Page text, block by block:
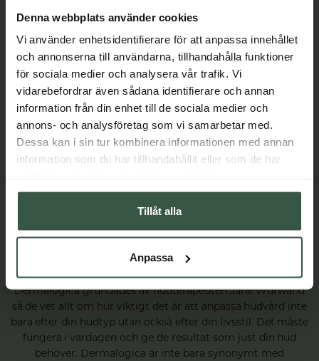
Denna webbplats använder cookies
Vi använder enhetsidentifierare för att anpassa innehållet
och annonserna till användarna, tillhandahålla funktioner
för sociala medier och analysera vår trafik. Vi
vidarebefordrar även sådana identifierare och annan
information från din enhet till de sociala medier och
annons- och analysföretag som vi samarbetar med.
Dessa kan i sin tur kombinera informationen med annan
information som du har tillhandahållit eller som de har
Tillåt alla
Anpassa
Dermalogica - professionell hudvård sedan 1986
Dermalogica grundades av hudterapeuten Jane Wurwand
så de vet allt om hur viktigt det är att anpassa hudvård inte
bara efter din hudtyp utan också efter din livsstil. Det måste
fungera i vardagen och ge de resultat som just din hud
behöver. Dermalogica är inte bara synonymt med